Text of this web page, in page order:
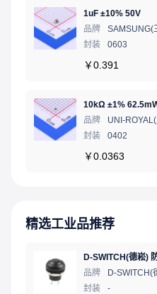
1uF ±10% 50V
品牌
SAMSUNG(
封装
0603
￥0.391
10kΩ ±1%
品牌
UNI-
封装
0402
￥0.0363
精选工业品推荐
D-SWITCH(德崧)
品牌
D-SWITCH(
封装
-